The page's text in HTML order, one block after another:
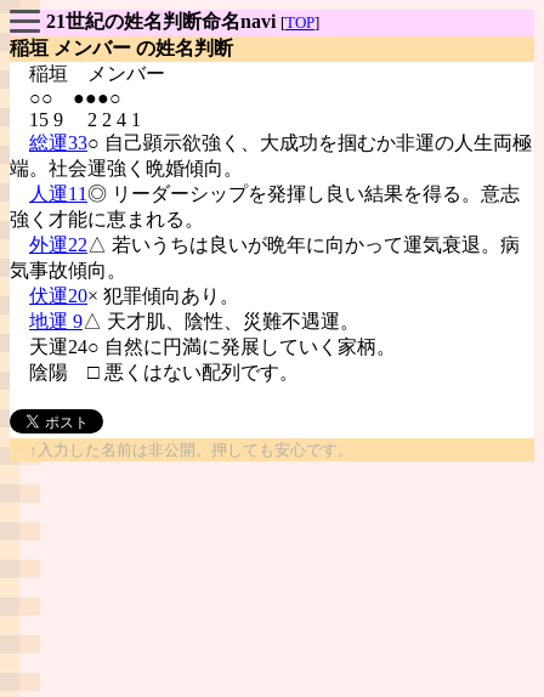
21世紀の姓名判断命名navi [TOP]
稲垣 メンバー の姓名判断
稲垣
メンバー
○○ ●●●○
15 9 2 2 4 1
総運33○ 自己顕示欲強く、大成功を掴むか非運の人生両極
端。社会運強く晩婚傾向。
人運11◎ リーダーシップを発揮し良い結果を得る。意志
強く才能に恵まれる。
外運22△ 若いうちは良いが晩年に向かって運気衰退。病
気事故傾向。
伏運20× 犯罪傾向あり。
地運 9△ 天才肌、陰性、災難不遇運。
天運24○ 自然に円満に発展していく家柄。
陰陽 □ 悪くはない配列です。
↑入力した名前は非公開。押しても安心です。